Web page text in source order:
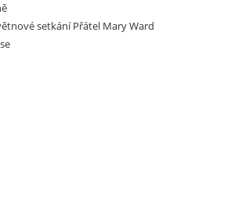
setkání Přátel Mary Ward